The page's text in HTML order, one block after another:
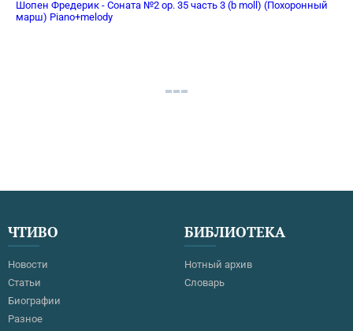
Шопен Фредерик - Соната №2 op. 35 часть 3 (b moll) (Похоронный
марш) Piano+melody
ЧТИВО
Новости
Статьи
Биографии
Разное
БИБЛИОТЕКА
Нотный архив
Словарь